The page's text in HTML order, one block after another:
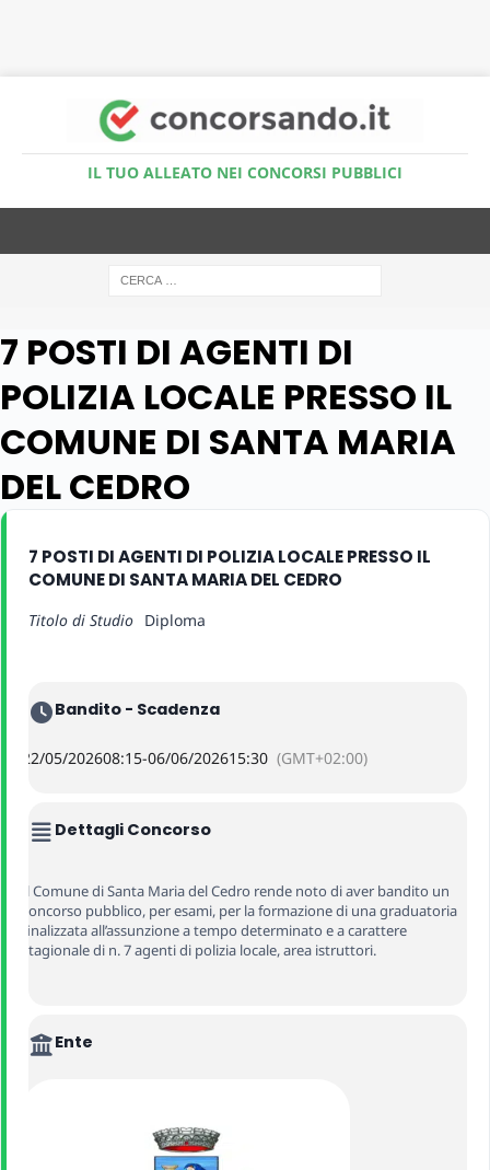
IL TUO ALLEATO NEI CONCORSI PUBBLICI
7 POSTI DI AGENTI DI
POLIZIA LOCALE PRESSO IL
COMUNE DI SANTA MARIA
DEL CEDRO
7 POSTI DI AGENTI DI POLIZIA LOCALE PRESSO IL
COMUNE DI SANTA MARIA DEL CEDRO
Titolo di Studio Diploma
Bandito - Scadenza
22/05/202608:15-06/06/202615:30 (GMT+02:00)
Dettagli Concorso
Il Comune di Santa Maria del Cedro rende noto di aver bandito un
concorso pubblico, per esami, per la formazione di una graduatoria
finalizzata all’assunzione a tempo determinato e a carattere
stagionale di n. 7 agenti di polizia locale, area istruttori.
Ente